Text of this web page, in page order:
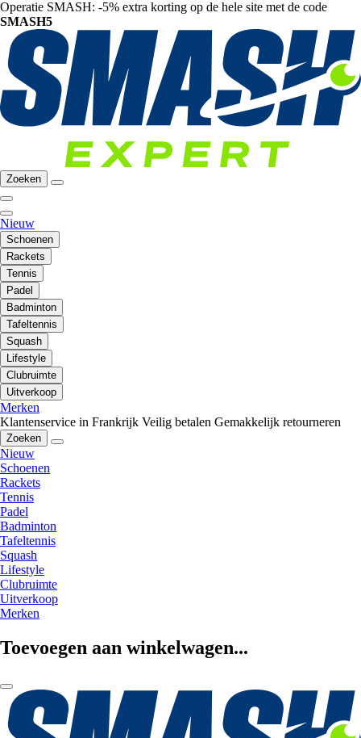
Operatie SMASH: -5% extra korting op de hele site met de code
SMASH5
Zoeken
Nieuw
Schoenen
Rackets
Tennis
Padel
Badminton
Tafeltennis
Squash
Lifestyle
Clubruimte
Uitverkoop
Merken
Klantenservice in Frankrijk Veilig betalen Gemakkelijk retourneren
Zoeken
Nieuw
Schoenen
Rackets
Tennis
Padel
Badminton
Tafeltennis
Squash
Lifestyle
Clubruimte
Uitverkoop
Merken
Toevoegen aan winkelwagen...